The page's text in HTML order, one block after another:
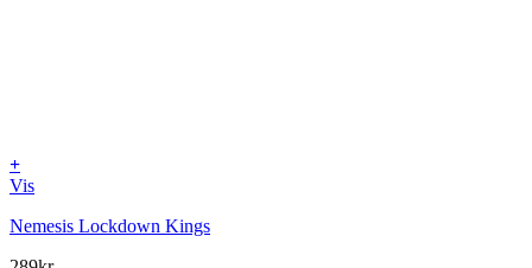
+
Vis
Nemesis Lockdown Kings